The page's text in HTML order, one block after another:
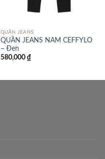
QUẦN JEANS
QUẦN JEANS NAM CEFFYLO
– Đen
580,000 ₫